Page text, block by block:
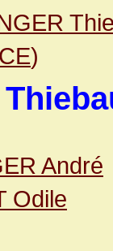
)
André
Odile